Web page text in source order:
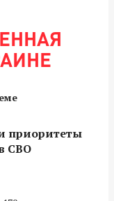
приоритеты
СВО